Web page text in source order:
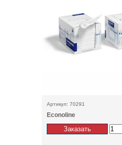
Артикул: 70291
Econoline